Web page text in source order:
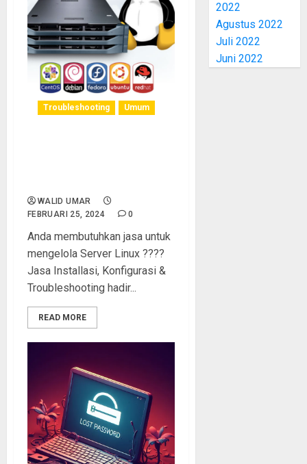
Troubleshooting Umum
WALID UMAR
FEBRUARI 25, 2024
0
Anda membutuhkan jasa untuk
mengelola Server Linux ????
Jasa Installasi, Konfigurasi &
Troubleshooting hadir...
READ MORE
2022
Agustus 2022
Juli 2022
Juni 2022